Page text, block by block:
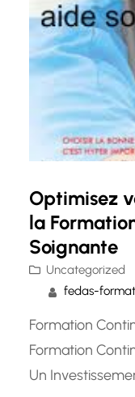
Optimisez
la
Soignante
Uncategorized
fedas-
Formation
Formation
Un